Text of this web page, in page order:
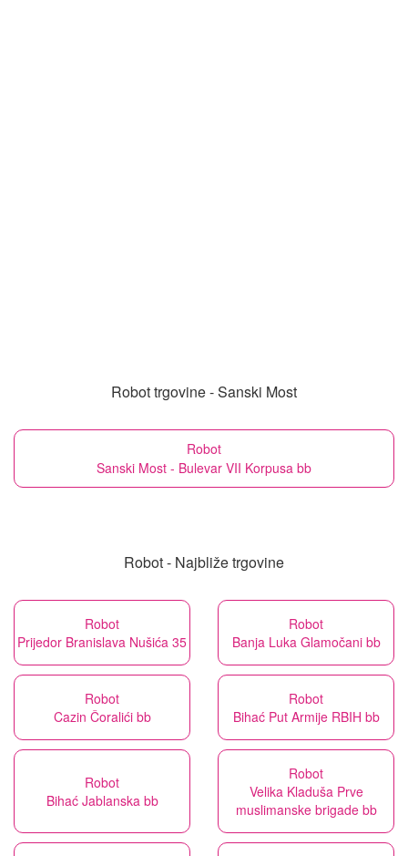
Robot trgovine - Sanski Most
Robot
Sanski Most - Bulevar VII Korpusa bb
Robot - Najbliže trgovine
Robot
Prijedor Branislava Nušića 35
Robot
Banja Luka Glamočani bb
Robot
Cazin Čoralići bb
Robot
Bihać Put Armije RBIH bb
Robot
Bihać Jablanska bb
Robot
Velika Kladuša Prve
muslimanske brigade bb